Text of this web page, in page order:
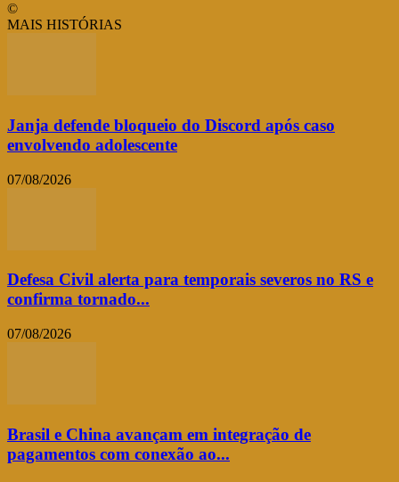
©
MAIS HISTÓRIAS
Janja defende bloqueio do Discord após caso
envolvendo adolescente
07/08/2026
Defesa Civil alerta para temporais severos no RS e
confirma tornado...
07/08/2026
Brasil e China avançam em integração de
pagamentos com conexão ao...